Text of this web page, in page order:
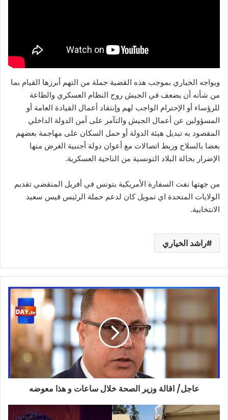
ويواجه الخياري بموجب هذه القضية جملة من التهم أبرزها القيام بما
من شأنه أن يضعف في الجيش روح النظام العسكري والطاعة
للرؤساء أو الإحترام الواجب لهم وإنتقاد أعمال القيادة العامة أو
المسؤولين عن أعمال الجيش والتآمر على أمن الدولة الداخلي
المقصود به تبديل هيئة الدولة أو حمل السكان على مهاجمة بعضهم
بعضا بالسلاح وربط اتصالات مع أعوان دولة أجنبية الغرض منها
الإضرار بحالة البلاد التونسية من الناحية العسكرية.
من جهتها نفت السفارة الأمريكية بتونس في أفريل المنقضي تقديم
الولايات المتحدة اي تمويل كان لدعم حملة الرئيس قيس سعيد
الانتخابية.
راشد الخياري
عاجل/
الصحة
ساعات
معوضه
عاجل/ اقالة وزير الصحة خلال ساعات و هذا معوضه
سمير